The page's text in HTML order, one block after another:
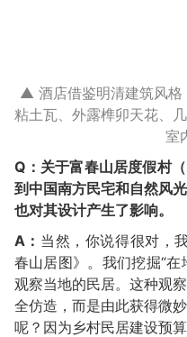
▲ 酒店借鉴明清建筑风格
粘土瓦、外露榫卯天花、
室
Q：关于富春山居度假村
到中国南方民宅和自然风
也对其设计产生了影响。
A： 当然，你说得很对，
春山居图》。我们挖掘“在
观察当地的民居。这种观
全仿造，而是由此获得微
呢？因为乡村民居建设预